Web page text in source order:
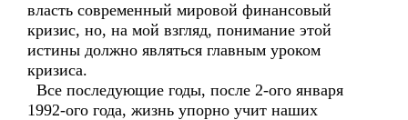
власть современный мировой финансовый
кризис, но, на мой взгляд, понимание этой
истины должно являться главным уроком
кризиса.
Все последующие годы, после 2-ого января
1992-ого года, жизнь упорно учит наших